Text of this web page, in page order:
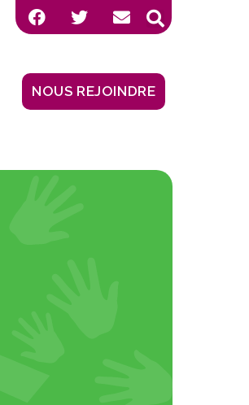
NOUS REJOINDRE